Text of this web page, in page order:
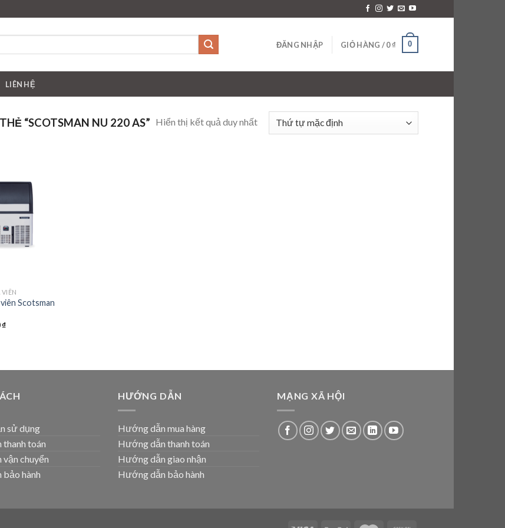
ĐĂNG NHẬP GIỎ HÀNG /0₫ 0
LIÊN HỆ
“SCOTSMAN NU 220 AS” Hiển thị kết quả duy nhất
wishlist
Scotsman
₫
sử dụng
thanh toán
vận chuyển
bảo hành
HƯỚNG DẪN
Hướng dẫn mua hàng
Hướng dẫn thanh toán
Hướng dẫn giao nhận
Hướng dẫn bảo hành
MẠNG XÃ HỘI